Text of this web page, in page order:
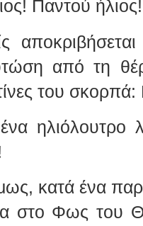
Παντού
από τη
του
ηλιόλουτρο
κατά ένα
στο Φως του